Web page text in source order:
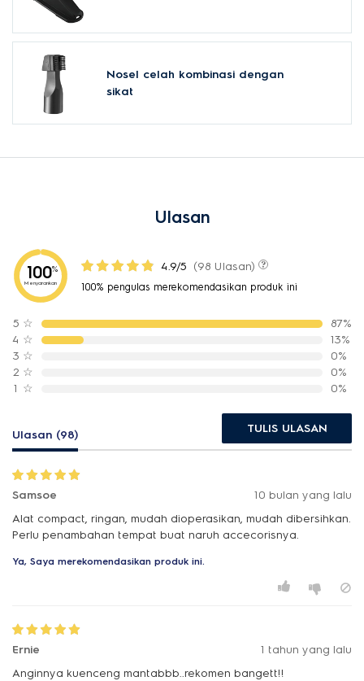
Nosel celah kombinasi dengan
sikat
Ulasan
100%
Menyarankan
4.9/5 (98 Ulasan)
100% pengulas merekomendasikan produk ini
5 ☆
87%
4 ☆
13%
3 ☆
0%
2 ☆
0%
1 ☆ 0%
Ulasan (98) TULIS ULASAN
Samsoe
10 bulan yang lalu
Alat compact, ringan, mudah dioperasikan, mudah dibersihkan.
Perlu penambahan tempat buat naruh accecorisnya.
Ya, Saya merekomendasikan produk ini.
Ernie
1 tahun yang lalu
Anginnya kuenceng mantabbb..rekomen bangett!!